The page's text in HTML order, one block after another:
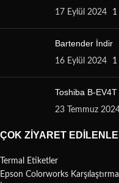
17 Eylül 2024 1
Bartender İndir
16 Eylül 2024 1
Toshiba B-EV4T
23 Temmuz
ÇOK ZIYARET
Termal Etiketler
Epson Colorworks Karşılaştırma